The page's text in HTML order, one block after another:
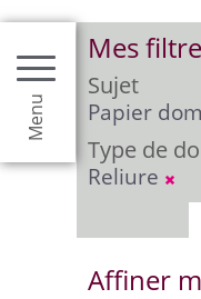
Menu
Mes
Sujet
Papier
Type de
Reliure
Affiner